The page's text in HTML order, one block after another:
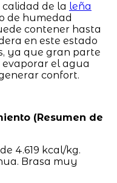
de la leña
de humedad
contener hasta
en este estado
ya que gran parte
evaporar el agua
confort.
(Resumen de
4.619 kcal/kg.
Brasa muy